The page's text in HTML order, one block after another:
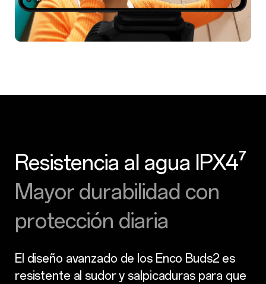
Resistencia al agua IPX4⁷
Mayor durabilidad con
protección diaria
El diseño avanzado de los Enco Buds2 es
resistente al sudor y salpicaduras para que